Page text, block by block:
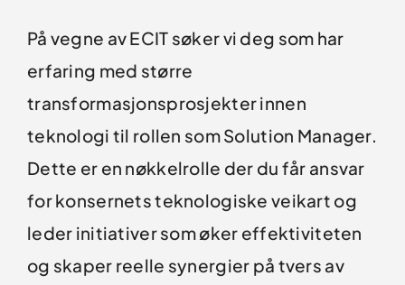
På vegne av ECIT søker vi deg som har
erfaring med større
transformasjonsprosjekter innen
teknologi til rollen som Solution Manager.
Dette er en nøkkelrolle der du får ansvar
for konsernets teknologiske veikart og
leder initiativer som øker effektiviteten
og skaper reelle synergier på tvers av